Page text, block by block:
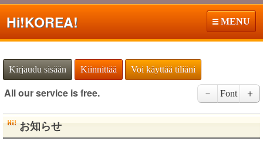
Hi!KOREA! MENU
Kirjaudu sisään Kiinnittää Voi käyttää tiliäni
All our service is free. － Font ＋
お知らせ